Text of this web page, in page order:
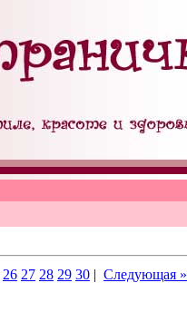
26 27 28 29 30| Следующая »